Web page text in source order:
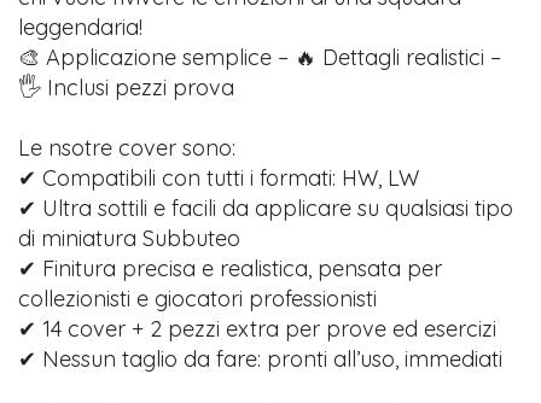
leggendaria!
🎨 Applicazione semplice – 🔥 Dettagli realistici –
🖐️ Inclusi pezzi prova
Le nsotre cover sono:
✔ Compatibili con tutti i formati: HW, LW
✔ Ultra sottili e facili da applicare su qualsiasi tipo
di miniatura Subbuteo
✔ Finitura precisa e realistica, pensata per
collezionisti e giocatori professionisti
✔ 14 cover + 2 pezzi extra per prove ed esercizi
✔ Nessun taglio da fare: pronti all’uso, immediati